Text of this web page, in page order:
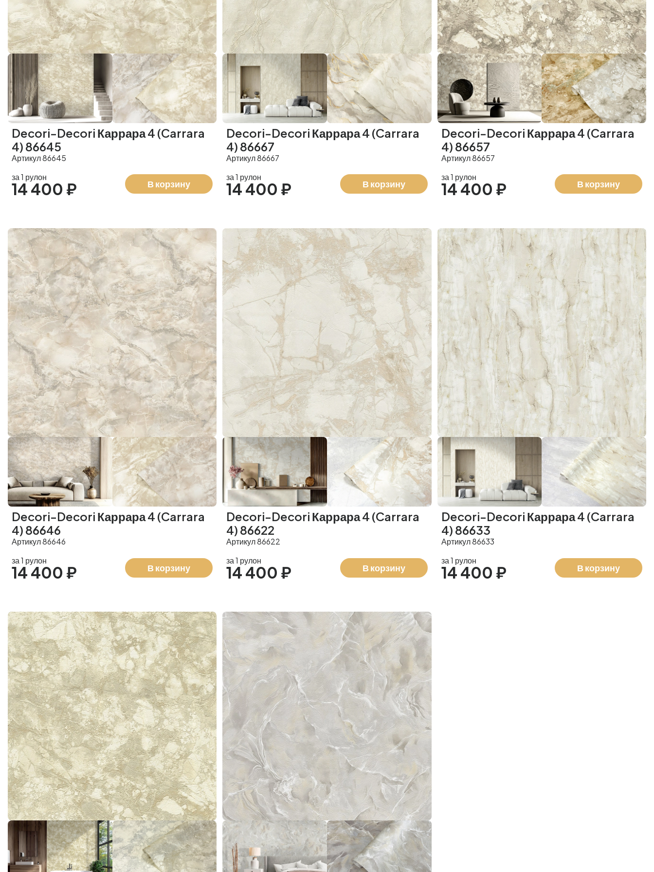
Decori-Decori Каррара 4 (Carrara
4) 86645
Артикул 86645
за 1 рулон
14 400 ₽ В корзину
Decori-Decori Каррара 4 (Carrara
4) 86667
Артикул 86667
за 1 рулон
14 400 ₽ В корзину
Decori-Decori Каррара 4 (Carrara
4) 86657
Артикул 86657
за 1 рулон
14 400 ₽ В корзину
Decori-Decori Каррара 4 (Carrara
4) 86646
Артикул 86646
за 1 рулон
14 400 ₽ В корзину
Decori-Decori Каррара 4 (Carrara
4) 86622
Артикул 86622
за 1 рулон
14 400 ₽ В корзину
Decori-Decori Каррара 4 (Carrara
4) 86633
Артикул 86633
за 1 рулон
14 400 ₽ В корзину